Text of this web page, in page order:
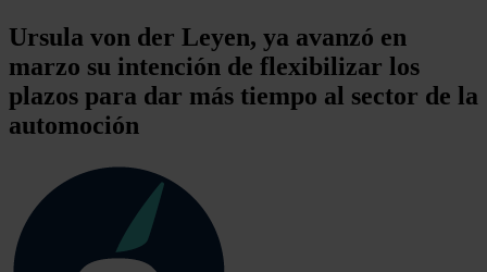
Ursula von der Leyen, ya avanzó en
marzo su intención de flexibilizar los
plazos para dar más tiempo al sector de la
automoción